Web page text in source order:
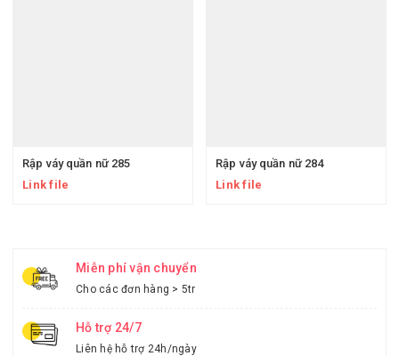
Rập váy quần nữ 285
Link file
Rập váy quần nữ 284
Link file
Miễn phí vận chuyển
Cho các đơn hàng > 5tr
Hỗ trợ 24/7
Liên hệ hỗ trợ 24h/ngày